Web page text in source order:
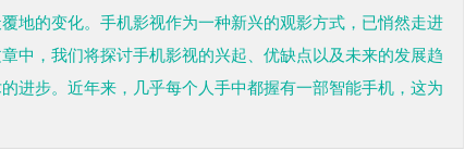
地的变化。手机影视作为一种新兴的观影方式，已悄然走进
中，我们将探讨手机影视的兴起、优缺点以及未来的发展趋
进步。近年来，几乎每个人手中都握有一部智能手机，这为